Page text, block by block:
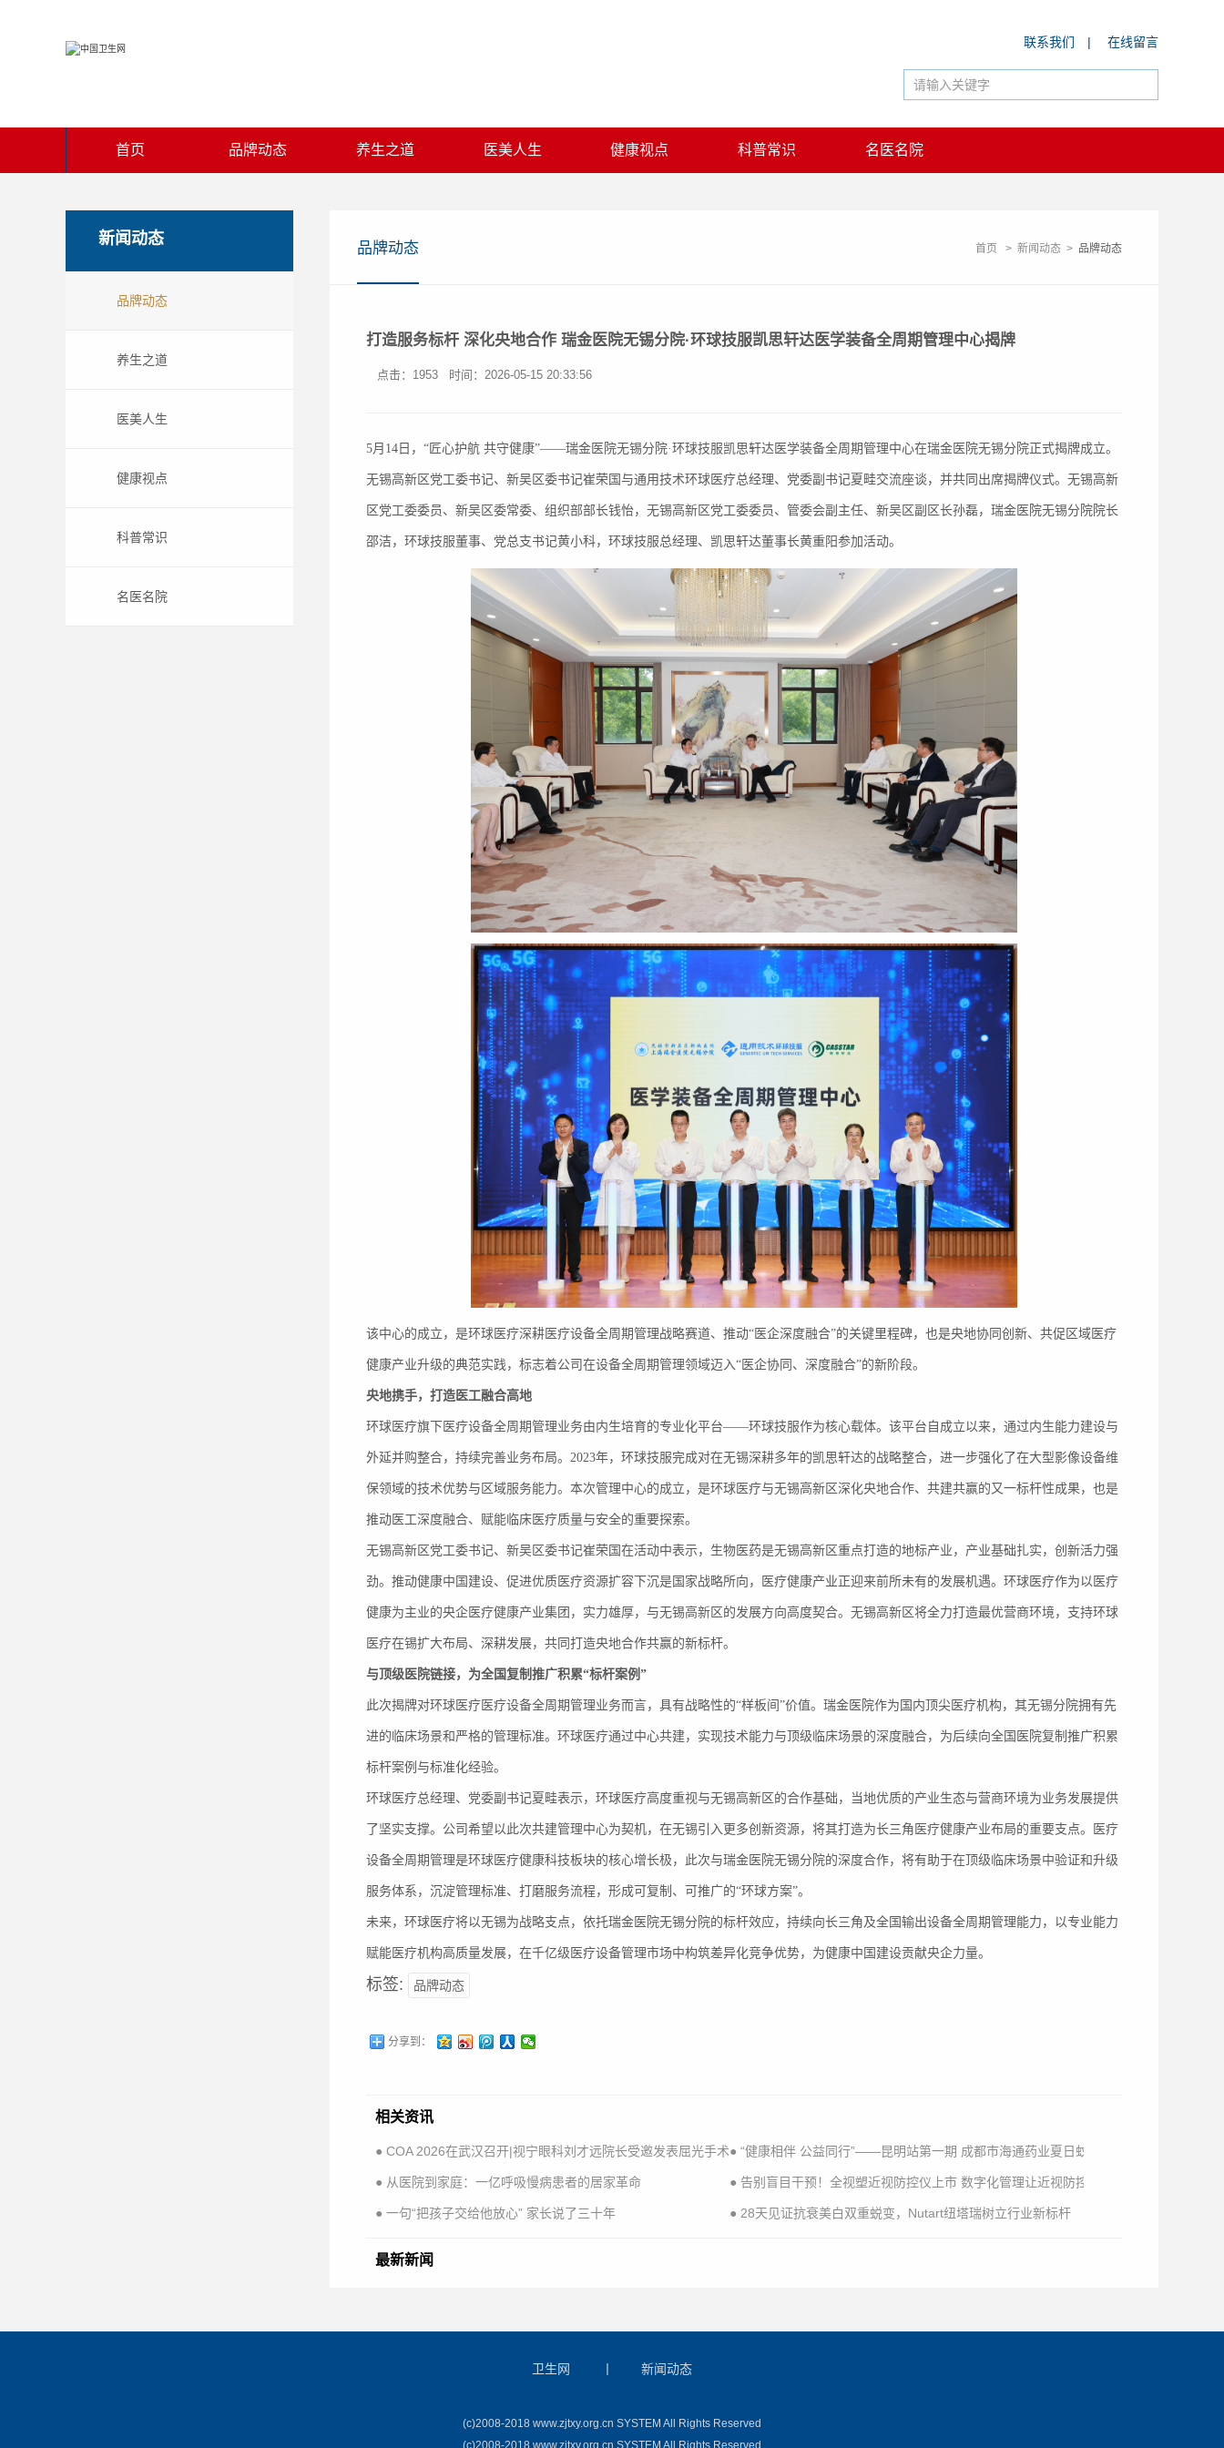
联系我们 | 在线留言
首页 品牌动态 养生之道 医美人生 健康视点 科普常识 名医名院
新闻动态
品牌动态
养生之道
医美人生
健康视点
科普常识
名医名院
品牌动态 首页 > 新闻动态 > 品牌动态
打造服务标杆 深化央地合作 瑞金医院无锡分院·环球技服凯思轩达医学装备全周期管理中心揭牌
点击：1953 时间：2026-05-15 20:33:56
5月14日，“匠心护航 共守健康”——瑞金医院无锡分院·环球技服凯思轩达医学装备全周期管理中心在瑞金医院无锡分院正式揭牌成立。
无锡高新区党工委书记、新吴区委书记崔荣国与通用技术环球医疗总经理、党委副书记夏畦交流座谈，并共同出席揭牌仪式。无锡高新
区党工委委员、新吴区委常委、组织部部长钱怡，无锡高新区党工委委员、管委会副主任、新吴区副区长孙磊，瑞金医院无锡分院院长
邵洁，环球技服董事、党总支书记黄小科，环球技服总经理、凯思轩达董事长黄重阳参加活动。
该中心的成立，是环球医疗深耕医疗设备全周期管理战略赛道、推动“医企深度融合”的关键里程碑，也是央地协同创新、共促区域医疗
健康产业升级的典范实践，标志着公司在设备全周期管理领域迈入“医企协同、深度融合”的新阶段。
央地携手，打造 医工融合高地
环球医疗旗下医疗设备全周期管理业务由内生培育的专业化平台——环球技服作为核心载体。该平台自成立以来，通过内生能力建设与
外延并购整合，持续完善业务布局。2023年，环球技服完成对在无锡深耕多年的凯思轩达的战略整合，进一步强化了在大型影像设备维
保领域的技术优势与区域服务能力。本次管理中心的成立，是环球医疗与无锡高新区深化央地合作、共建共赢的又一标杆性成果，也是
推动医工深度融合、赋能临床医疗质量与安全的重要探索。
无锡高新区党工委书记、新吴区委书记崔荣国在活动中表示，生物医药是无锡高新区重点打造的地标产业，产业基础扎实，创新活力强
劲。推动健康中国建设、促进优质医疗资源扩容下沉是国家战略所向，医疗健康产业正迎来前所未有的发展机遇。环球医疗作为以医疗
健康为主业的央企医疗健康产业集团，实力雄厚，与无锡高新区的发展方向高度契合。无锡高新区将全力打造最优营商环境，支持环球
医疗在锡扩大布局、深耕发展，共同打造央地合作共赢的新标杆。
与顶级医院链接，为全国复制推广积累“标杆案例”
此次揭牌对环球医疗医疗设备全周期管理业务而言，具有战略性的“样板间”价值。瑞金医院作为国内顶尖医疗机构，其无锡分院拥有先
进的临床场景和严格的管理标准。环球医疗通过中心共建，实现技术能力与顶级临床场景的深度融合，为后续向全国医院复制推广积累
标杆案例与标准化经验。
环球医疗总经理、党委副书记夏畦表示，环球医疗高度重视与无锡高新区的合作基础，当地优质的产业生态与营商环境为业务发展提供
了坚实支撑。公司希望以此次共建管理中心为契机，在无锡引入更多创新资源，将其打造为长三角医疗健康产业布局的重要支点。医疗
设备全周期管理是环球医疗健康科技板块的核心增长极，此次与瑞金医院无锡分院的深度合作，将有助于在顶级临床场景中验证和升级
服务体系，沉淀管理标准、打磨服务流程，形成可复制、可推广的“环球方案”。
未来，环球医疗将以无锡为战略支点，依托瑞金医院无锡分院的标杆效应，持续向长三角及全国输出设备全周期管理能力，以专业能力
赋能医疗机构高质量发展，在千亿级医疗设备管理市场中构筑差异化竞争优势，为健康中国建设贡献央企力量。
标签: 品牌动态
分享到：
相关资讯
● COA 2026在武汉召开|视宁眼科刘才远院长受邀发表屈光手术专题报告● “健康相伴 公益同行”——昆明站第一期 成都市海通药业夏日蚊虫防护公益科普活动
● 从医院到家庭：一亿呼吸慢病患者的居家革命 ● 告别盲目干预！全视塑近视防控仪上市 数字化管理让近视防控全程可追溯
● 一句“把孩子交给他放心” 家长说了三十年 ● 28天见证抗衰美白双重蜕变，Nutart纽塔瑞树立行业新标杆
最新新闻
卫生网 新闻动态
(c)2008-2018 www.zjtxy.org.cn SYSTEM All Rights Reserved
(c)2008-2018 www.zjtxy.org.cn SYSTEM All Rights Reserved